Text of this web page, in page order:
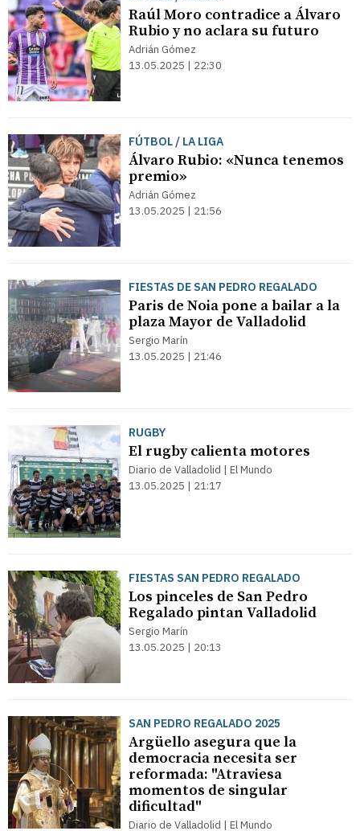
Raúl Moro contradice a Álvaro
Rubio y no aclara su futuro
Adrián Gómez
13.05.2025 | 22:30
FÚTBOL / LA LIGA
Álvaro Rubio: «Nunca tenemos
premio»
Adrián Gómez
13.05.2025 | 21:56
FIESTAS DE SAN PEDRO REGALADO
Paris de Noia pone a bailar a la
plaza Mayor de Valladolid
Sergio Marín
13.05.2025 | 21:46
RUGBY
El rugby calienta motores
Diario de Valladolid | El Mundo
13.05.2025 | 21:17
FIESTAS SAN PEDRO REGALADO
Los pinceles de San Pedro
Regalado pintan Valladolid
Sergio Marín
13.05.2025 | 20:13
SAN PEDRO REGALADO 2025
Argüello asegura que la
democracia necesita ser
reformada: "Atraviesa
momentos de singular
dificultad"
Diario de Valladolid | El Mundo